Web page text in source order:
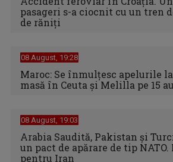
pasageri s-a ciocnit cu un tren
de răniți
08 August, 19:28
Maroc: Se înmulţesc apelurile
masă în Ceuta şi Melilla pe 15
08 August, 19:03
Arabia Saudită, Pakistan și
un pact de apărare de tip
pentru Iran